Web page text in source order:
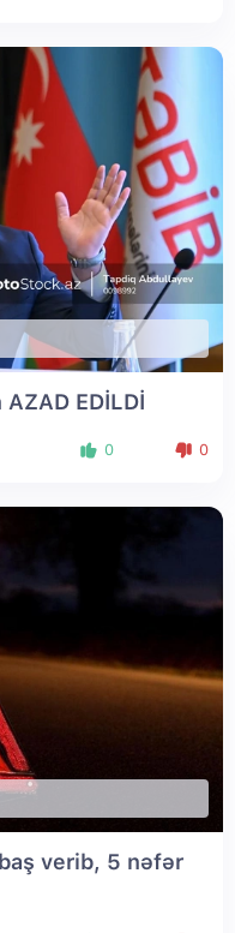
EDİLDİ
0 0
baş verib, 5 nəfər